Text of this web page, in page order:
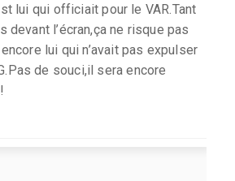
lui qui officiait pour le VAR.Tant
devant l’écran,ça ne risque pas
lui qui n’avait pas expulser
de souci,il sera encore